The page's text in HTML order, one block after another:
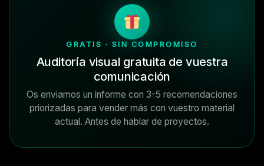
GRATIS · SIN COMPROMISO
Auditoría visual gratuita de vuestra
comunicación
Os enviamos un informe con 3-5 recomendaciones
priorizadas para vender más con vuestro material
actual. Antes de hablar de proyectos.